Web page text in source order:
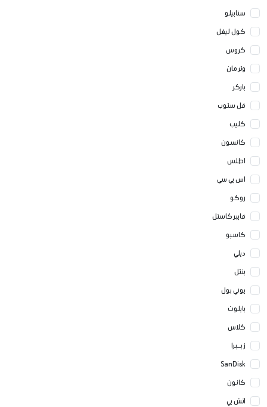
ستابيلو
كول ليفل
كروس
وتر مان
باركر
فل ستوب
كليب
كانسون
اطلس
اس بي سي
روكو
فايبر كاستل
كاسيو
ديلي
بنتل
يوني بول
بايلوت
كلاس
زيــبرا
SanDisk
كانون
اتش بي